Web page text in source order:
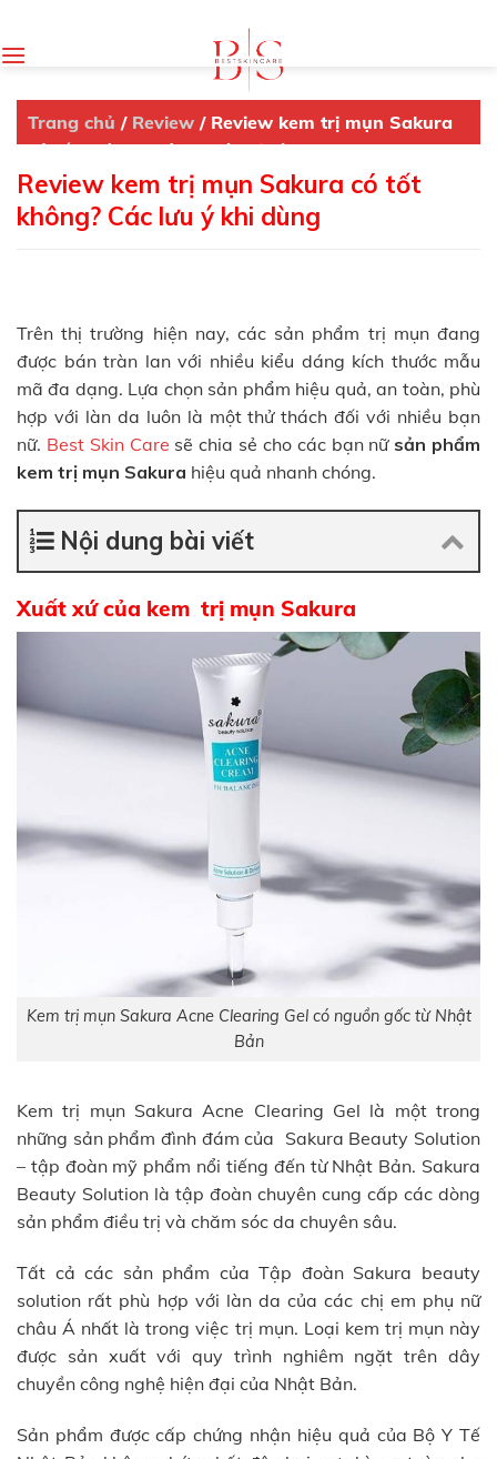
content
Trang chủ / Review / Review kem trị mụn Sakura
có tốt không? Các lưu ý khi dùng
Review kem trị mụn Sakura có tốt
không? Các lưu ý khi dùng
Trên thị trường hiện nay, các sản phẩm trị mụn đang
được bán tràn lan với nhiều kiểu dáng kích thước mẫu
mã đa dạng. Lựa chọn sản phẩm hiệu quả, an toàn, phù
hợp với làn da luôn là một thử thách đối với nhiều bạn
nữ. Best Skin Care sẽ chia sẻ cho các bạn nữ sản phẩm
kem trị mụn Sakura hiệu quả nhanh chóng.
Nội dung bài viết
Xuất xứ của kem trị mụn Sakura
Kem trị mụn Sakura Acne Clearing Gel có nguồn gốc từ Nhật
Bản
Kem trị mụn Sakura Acne Clearing Gel là một trong
những sản phẩm đình đám của Sakura Beauty Solution
– tập đoàn mỹ phẩm nổi tiếng đến từ Nhật Bản. Sakura
Beauty Solution là tập đoàn chuyên cung cấp các dòng
sản phẩm điều trị và chăm sóc da chuyên sâu.
Tất cả các sản phẩm của Tập đoàn Sakura beauty
solution rất phù hợp với làn da của các chị em phụ nữ
châu Á nhất là trong việc trị mụn. Loại kem trị mụn này
được sản xuất với quy trình nghiêm ngặt trên dây
chuyền công nghệ hiện đại của Nhật Bản.
Sản phẩm được cấp chứng nhận hiệu quả của Bộ Y Tế